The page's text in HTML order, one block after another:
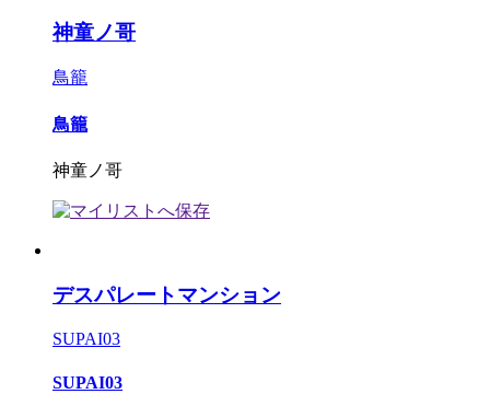
神童ノ哥
鳥籠
鳥籠
神童ノ哥
デスパレートマンション
SUPAI03
SUPAI03